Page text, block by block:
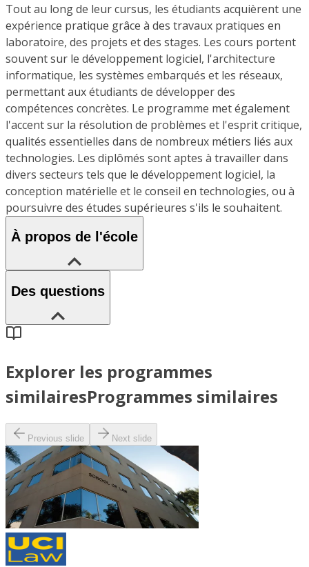
Tout au long de leur cursus, les étudiants acquièrent une
expérience pratique grâce à des travaux pratiques en
laboratoire, des projets et des stages. Les cours portent
souvent sur le développement logiciel, l'architecture
informatique, les systèmes embarqués et les réseaux,
permettant aux étudiants de développer des
compétences concrètes. Le programme met également
l'accent sur la résolution de problèmes et l'esprit critique,
qualités essentielles dans de nombreux métiers liés aux
technologies. Les diplômés sont aptes à travailler dans
divers secteurs tels que le développement logiciel, la
conception matérielle et le conseil en technologies, ou à
poursuivre des études supérieures s'ils le souhaitent.
À propos de l'école
Des questions
Explorer les programmes
similairesProgrammes similaires
Previous slide Next slide